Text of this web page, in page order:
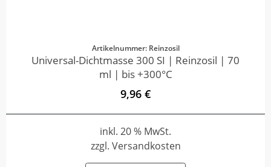
Artikelnummer: Reinzosil
Universal-Dichtmasse 300 SI | Reinzosil | 70
ml | bis +300°C
9,96 €
inkl. 20 % MwSt.
zzgl. Versandkosten